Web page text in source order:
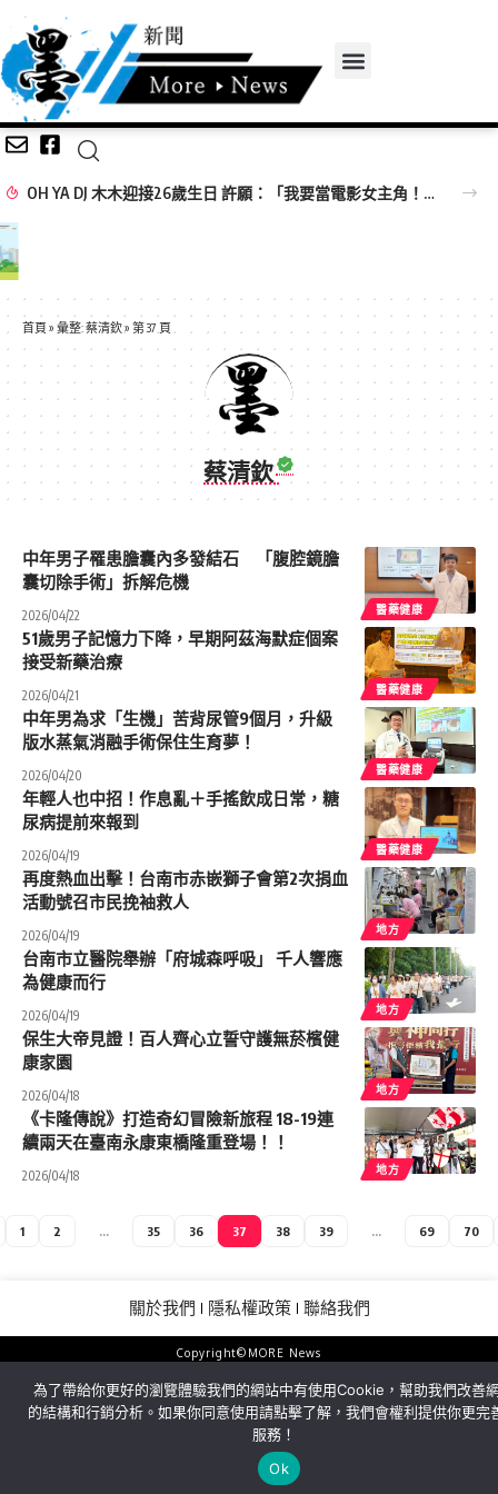
OH YA DJ 木木迎接26歲生日 許願：「我要當電影女主角！」
首頁 » 彙整: 蔡清欽» 第 37 頁
蔡清欽
醫藥健康
中年男子罹患膽囊內多發結石 「腹腔鏡膽
囊切除手術」拆解危機
2026/04/22
醫藥健康
51歲男子記憶力下降，早期阿茲海默症個案
接受新藥治療
2026/04/21
醫藥健康
中年男為求「生機」苦背尿管9個月，升級
版水蒸氣消融手術保住生育夢！
2026/04/20
醫藥健康
年輕人也中招！作息亂＋手搖飲成日常，糖
尿病提前來報到
2026/04/19
地方
再度熱血出擊！台南市赤嵌獅子會第2次捐血
活動號召市民挽袖救人
2026/04/19
地方
台南市立醫院舉辦「府城森呼吸」 千人響應
為健康而行
2026/04/19
地方
保生大帝見證！百人齊心立誓守護無菸檳健
康家園
2026/04/18
地方
《卡隆傳說》打造奇幻冒險新旅程 18-19連
續兩天在臺南永康東橋隆重登場！！
2026/04/18
1 2 ... 35 36 37 38 39 ... 69 70
關於我們 隱私權政策 聯絡我們
Copyright©MORE News
為了帶給你更好的瀏覽體驗我們的網站中有使用Cookie，幫助我們改善
的結構和行銷分析。如果你同意使用請點擊了解，我們會權利提供你更完
服務！
Ok